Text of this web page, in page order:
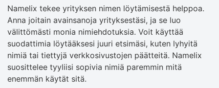
Namelix tekee yrityksen nimen löytämisestä helppoa.
Anna joitain avainsanoja yrityksestäsi, ja se luo
välittömästi monia nimiehdotuksia. Voit käyttää
suodattimia löytääksesi juuri etsimäsi, kuten lyhyitä
nimiä tai tiettyjä verkkosivustojen päätteitä. Namelix
suosittelee tyyliisi sopivia nimiä paremmin mitä
enemmän käytät sitä.